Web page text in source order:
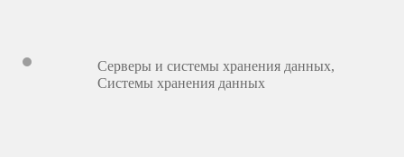
Серверы и системы хранения данных,
Системы хранения данных